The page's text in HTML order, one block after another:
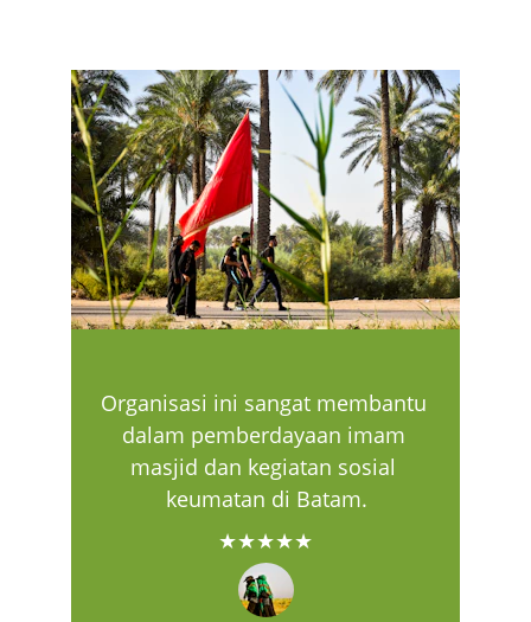
Organisasi ini sangat membantu
dalam pemberdayaan imam
masjid dan kegiatan sosial
keumatan di Batam.
★★★★★